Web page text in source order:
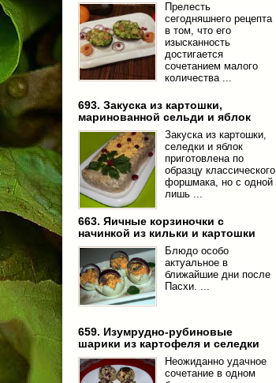
Прелесть
сегодняшнего рецепта
в том, что его
изысканность
достигается
сочетанием малого
количества ...
693. Закуска из картошки,
маринованной сельди и яблок
Закуска из картошки,
селедки и яблок
приготовлена по
образцу классического
форшмака, но с одной
лишь ...
663. Яичные корзиночки с
начинкой из кильки и картошки
Блюдо особо
актуальное в
ближайшие дни после
Пасхи. ...
659. Изумрудно-рубиновые
шарики из картофеля и селедки
Неожиданно удачное
сочетание в одном